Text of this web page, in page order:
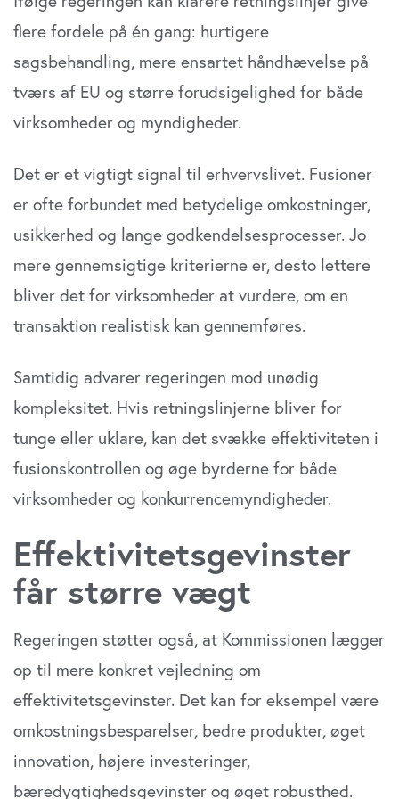
flere fordele på én gang: hurtigere
sagsbehandling, mere ensartet håndhævelse på
tværs af EU og større forudsigelighed for både
virksomheder og myndigheder.
Det er et vigtigt signal til erhvervslivet. Fusioner
er ofte forbundet med betydelige omkostninger,
usikkerhed og lange godkendelsesprocesser. Jo
mere gennemsigtige kriterierne er, desto lettere
bliver det for virksomheder at vurdere, om en
transaktion realistisk kan gennemføres.
Samtidig advarer regeringen mod unødig
kompleksitet. Hvis retningslinjerne bliver for
tunge eller uklare, kan det svække effektiviteten i
fusionskontrollen og øge byrderne for både
virksomheder og konkurrencemyndigheder.
Effektivitetsgevinster
får større vægt
Regeringen støtter også, at Kommissionen lægger
op til mere konkret vejledning om
effektivitetsgevinster. Det kan for eksempel være
omkostningsbesparelser, bedre produkter, øget
innovation, højere investeringer,
bæredygtighedsgevinster og øget robusthed.